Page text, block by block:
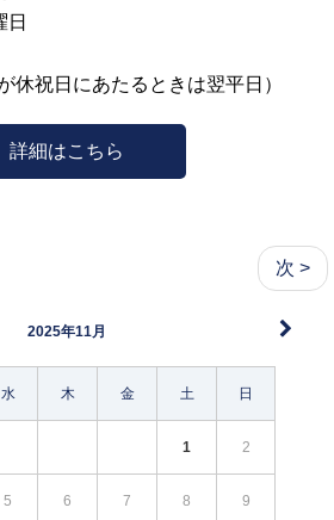
にあたるときは翌平日）
詳細はこちら
次 >
2025年11月
水 木 金 土 日
1 2
5 6 7 8 9